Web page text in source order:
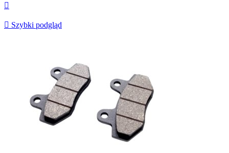

 Szybki podgląd